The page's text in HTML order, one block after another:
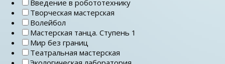
Введение в робототехнику
Творческая мастерская
Волейбол
Мастерская танца. Ступень 1
Мир без границ
Театральная мастерская